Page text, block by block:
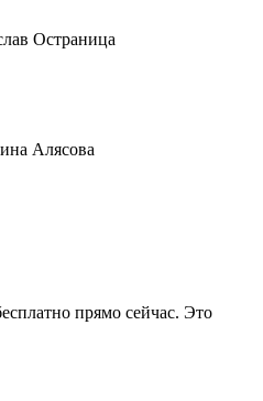
Остраница
Алясова
прямо сейчас. Это